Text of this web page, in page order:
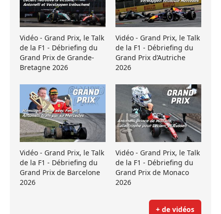
Vidéo - Grand Prix, le Talk
de la F1 - Débriefing du
Grand Prix de Grande-
Bretagne 2026
Vidéo - Grand Prix, le Talk
de la F1 - Débriefing du
Grand Prix d’Autriche
2026
Vidéo - Grand Prix, le Talk
de la F1 - Débriefing du
Grand Prix de Barcelone
2026
Vidéo - Grand Prix, le Talk
de la F1 - Débriefing du
Grand Prix de Monaco
2026
+ de vidéos